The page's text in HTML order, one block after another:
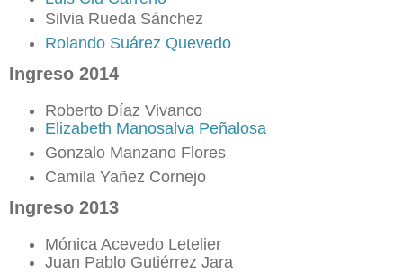
Silvia Rueda Sánchez
Rolando Suárez Quevedo
Ingreso 2014
Roberto Díaz Vivanco
Elizabeth Manosalva Peñalosa
Gonzalo Manzano Flores
Camila Yañez Cornejo
Ingreso 2013
Mónica Acevedo Letelier
Juan Pablo Gutiérrez Jara